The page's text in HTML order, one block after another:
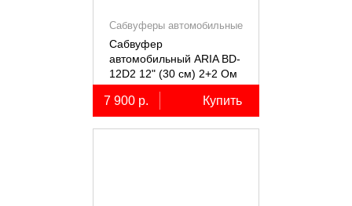
Сабвуферы автомобильные
Сабвуфер
автомобильный ARIA BD-
12D2 12" (30 см) 2+2 Ом
7 900 р. Купить